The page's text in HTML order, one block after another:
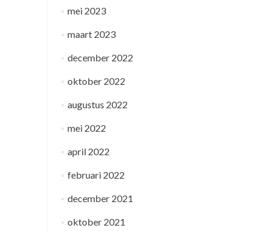
mei 2023
maart 2023
december 2022
oktober 2022
augustus 2022
mei 2022
april 2022
februari 2022
december 2021
oktober 2021